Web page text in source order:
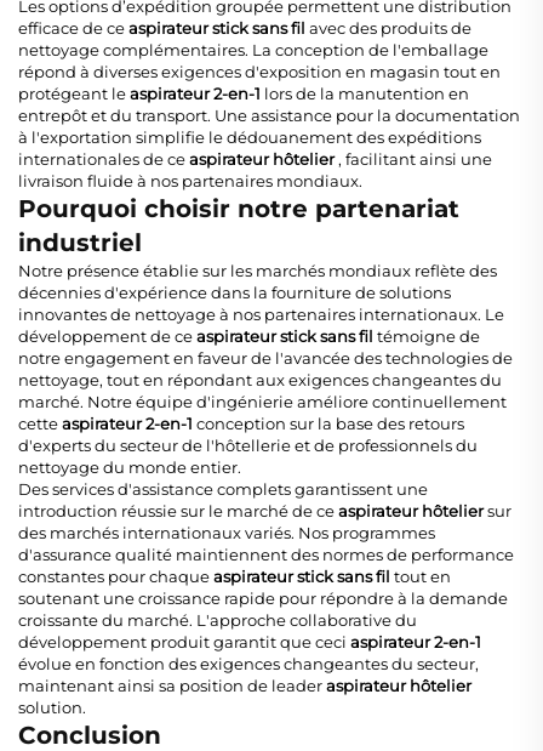
Les options d’expédition groupée permettent une distribution
efficace de ceaspirateur stick sans fil avec des produits de
nettoyage complémentaires. La conception de l'emballage
répond à diverses exigences d'exposition en magasin tout en
protégeant leaspirateur 2-en-1 lors de la manutention en
entrepôt et du transport. Une assistance pour la documentation
à l'exportation simplifie le dédouanement des expéditions
internationales de ceaspirateur hôtelier, facilitant ainsi une
livraison fluide à nos partenaires mondiaux.
Pourquoi choisir notre partenariat
industriel
Notre présence établie sur les marchés mondiaux reflète des
décennies d'expérience dans la fourniture de solutions
innovantes de nettoyage à nos partenaires internationaux. Le
développement de ceaspirateur stick sans fil témoigne de
notre engagement en faveur de l'avancée des technologies de
nettoyage, tout en répondant aux exigences changeantes du
marché. Notre équipe d'ingénierie améliore continuellement
cetteaspirateur 2-en-1 conception sur la base des retours
d'experts du secteur de l'hôtellerie et de professionnels du
nettoyage du monde entier.
Des services d'assistance complets garantissent une
introduction réussie sur le marché de ceaspirateur hôteliersur
des marchés internationaux variés. Nos programmes
d'assurance qualité maintiennent des normes de performance
constantes pour chaqueaspirateur stick sans fil tout en
soutenant une croissance rapide pour répondre à la demande
croissante du marché. L'approche collaborative du
développement produit garantit que ceci aspirateur 2-en-1
évolue en fonction des exigences changeantes du secteur,
maintenant ainsi sa position de leaderaspirateur hôtelier
solution.
Conclusion